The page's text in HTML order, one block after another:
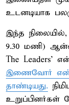
உடனடியாக
இந்த
9.30 மணி)
The Leaders'
இணைவோர்
தாண்டியது.
உறுப்பினர்கள்